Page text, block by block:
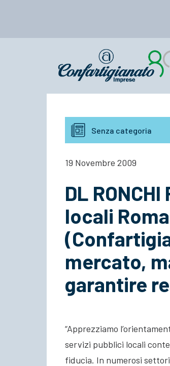
Senza categoria
19 Novembre 2009
DL
locali
mercato,
garantire
“Apprezziamo
servizi pubblici locali
fiducia. In numerosi